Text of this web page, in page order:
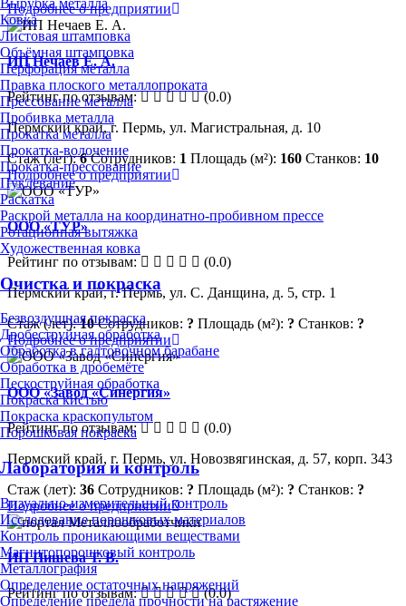
Вырубка металла
Ковка
Листовая штамповка
Объёмная штамповка
Перфорация металла
Правка плоского металлопроката
Прессование металла
Пробивка металла
Прокатка металла
Прокатка-волочение
Прокатка-прессование
Пуклевание
Раскатка
Раскрой металла на координатно-пробивном прессе
Ротационная вытяжка
Художественная ковка
Очистка и покраска
Безвоздушная покраска
Дробеструйная обработка
Обработка в галтовочном барабане
Обработка в дробемёте
Пескоструйная обработка
Покраска кистью
Покраска краскопультом
Порошковая покраска
Лаборатория и контроль
Визуально-измерительный контроль
Исследование порошковых материалов
Контроль проникающими веществами
Магнитопорошковый контроль
Металлография
Определение остаточных напряжений
Определение предела прочности на растяжение
Подробнее о предприятии
ИП Нечаев Е. А.
Рейтинг по отзывам:
(0.0)
Пермский край, г. Пермь, ул. Магистральная, д. 10
Стаж (лет):6 Сотрудников: 1 Площадь (м²): 160 Станков: 10
Подробнее о предприятии
ООО «ТУР»
Рейтинг по отзывам:
(0.0)
Пермский край, г. Пермь, ул. С. Данщина, д. 5, стр. 1
Стаж (лет):10 Сотрудников: ? Площадь (м²): ? Станков: ?
Подробнее о предприятии
ООО «Завод «Синергия»
Рейтинг по отзывам:
(0.0)
Пермский край, г. Пермь, ул. Новозвягинская, д. 57, корп. 343
Стаж (лет): 36 Сотрудников: ? Площадь (м²): ? Станков: ?
Подробнее о предприятии
ИП Пишева Т. В.
Рейтинг по отзывам:
(0.0)